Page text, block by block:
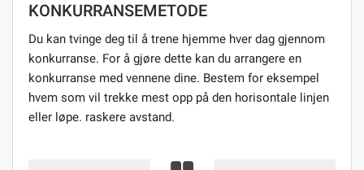
KONKURRANSEMETODE
Du kan tvinge deg til å trene hjemme hver dag gjennom
konkurranse. For å gjøre dette kan du arrangere en
konkurranse med vennene dine. Bestem for eksempel
hvem som vil trekke mest opp på den horisontale linjen
eller løpe. raskere avstand.